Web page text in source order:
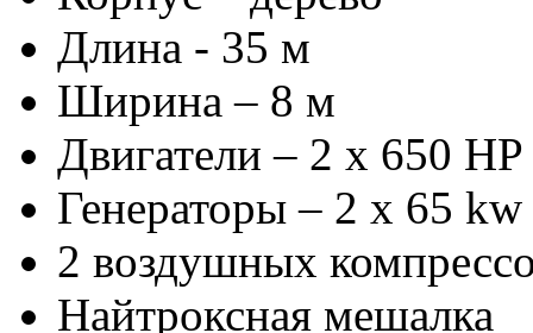
Длина - 35 м
Ширина – 8 м
Двигатели – 2 x 650
Генераторы – 2 x 65
2 воздушных
Найтроксная мешалка